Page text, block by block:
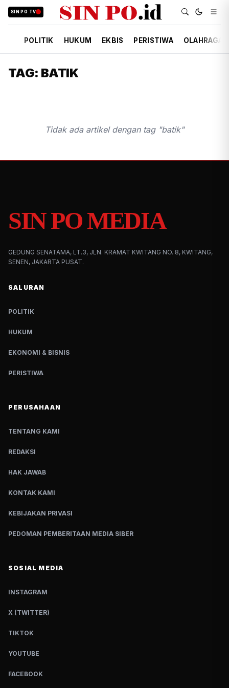
SIN PO TV
POLITIK HUKUM EKBIS PERISTIWA OLAHRAGA
TAG: BATIK
Tidak ada artikel dengan tag "batik"
SIN PO MEDIA
GEDUNG SENATAMA, LT.3, JLN. KRAMAT KWITANG NO. 8, KWITANG,
SENEN, JAKARTA PUSAT.
SALURAN
POLITIK
HUKUM
EKONOMI & BISNIS
PERISTIWA
PERUSAHAAN
TENTANG KAMI
REDAKSI
HAK JAWAB
KONTAK KAMI
KEBIJAKAN PRIVASI
PEDOMAN PEMBERITAAN MEDIA SIBER
SOSIAL MEDIA
INSTAGRAM
X (TWITTER)
TIKTOK
YOUTUBE
FACEBOOK